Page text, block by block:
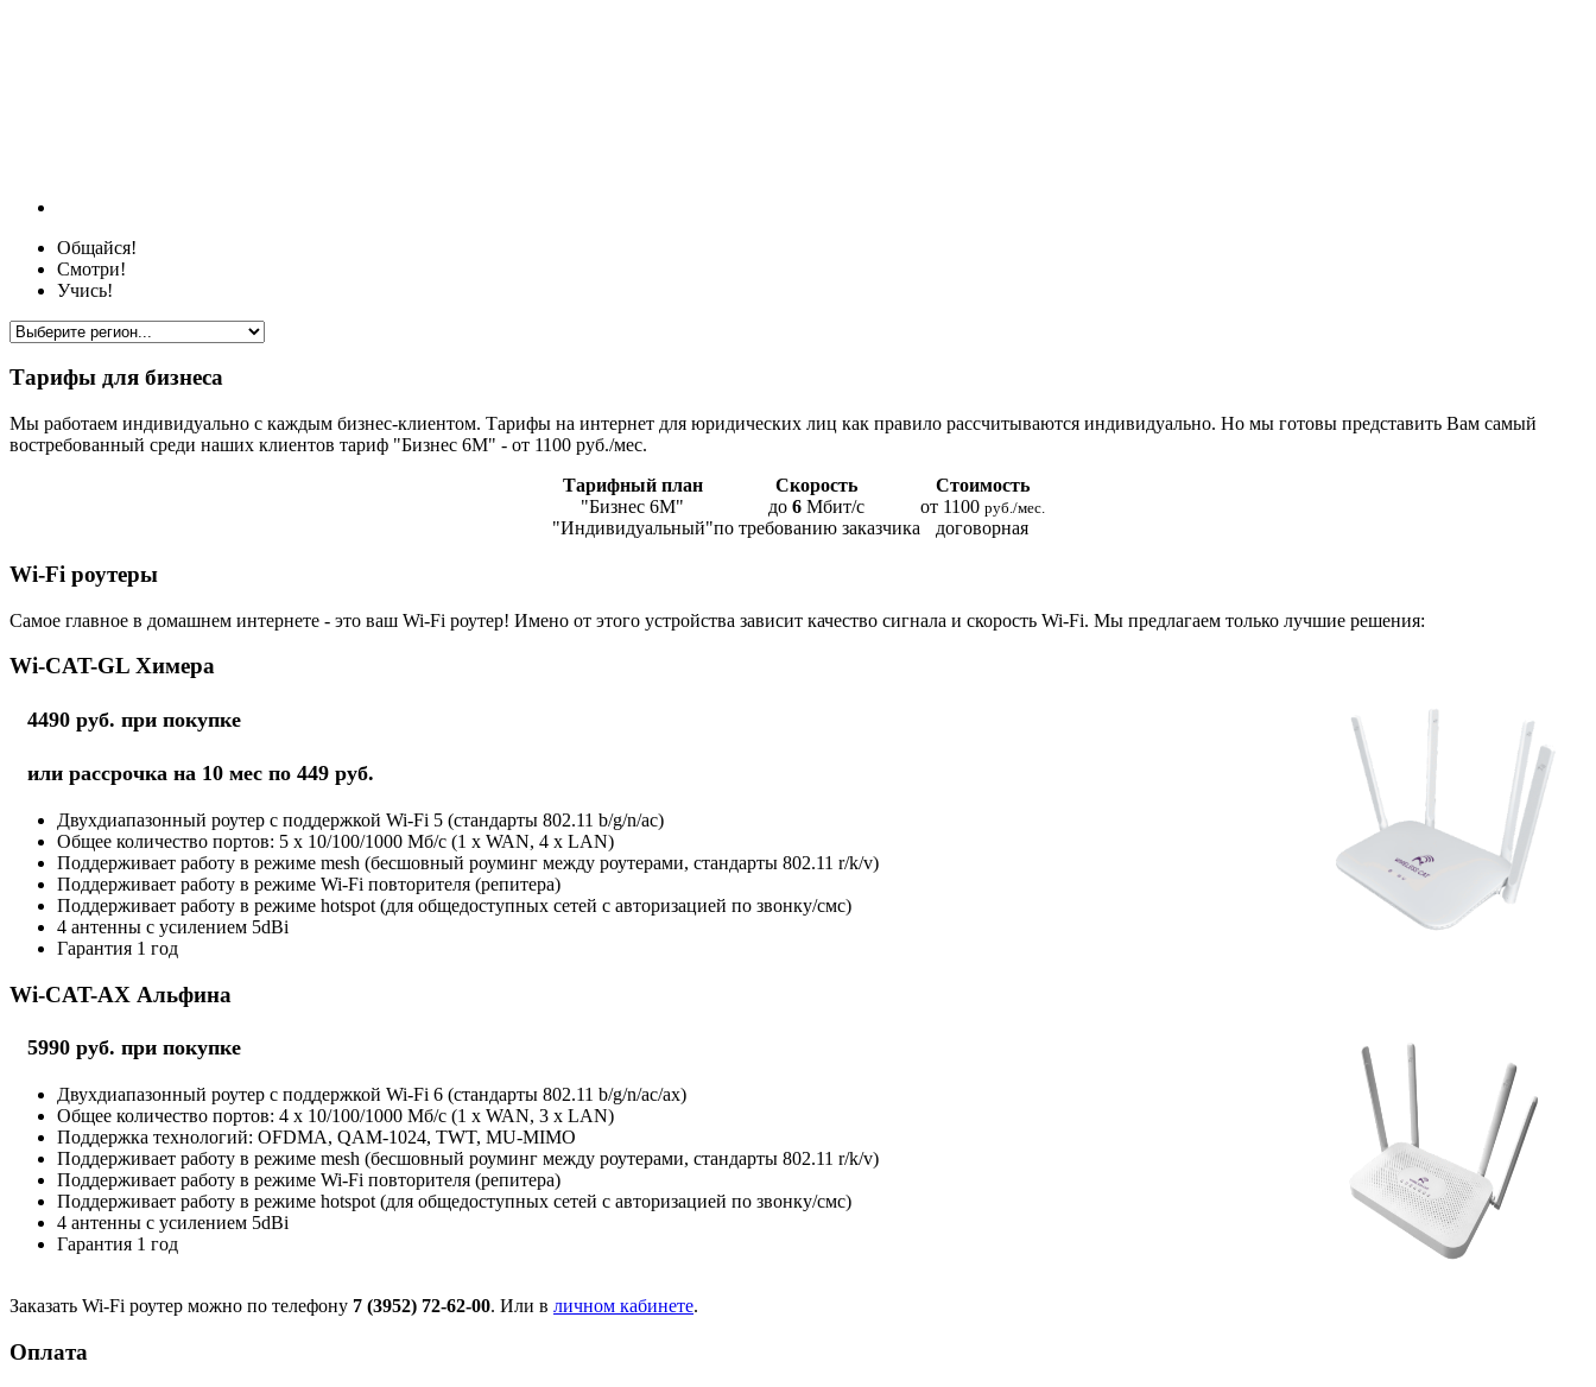
Общайся!
Смотри!
Учись!
Тарифы для бизнеса
Мы работаем индивидуально с каждым бизнес-клиентом. Тарифы на интернет для юридических лиц как правило рассчитываются индивидуально. Но мы готовы представить Вам самый
востребованный среди наших клиентов тариф "Бизнес 6М" - от 1100 руб./мес.
Тарифный план
Скорость
Стоимость
"Бизнес 6М"
до 6 Мбит/с от 1100 руб./мес.
"Индивидуальный"по требованию заказчика договорная
Wi-Fi роутеры
Самое главное в домашнем интернете - это ваш Wi-Fi роутер! Имено от этого устройства зависит качество сигнала и скорость Wi-Fi. Мы предлагаем только лучшие решения:
Wi-CAT-GL Химера
4490 руб. при покупке
или рассрочка на 10 мес по 449 руб.
Двухдиапазонный роутер с поддержкой Wi-Fi 5 (стандарты 802.11 b/g/n/ac)
Общее количество портов: 5 х 10/100/1000 Мб/с (1 x WAN, 4 x LAN)
Поддерживает работу в режиме mesh (бесшовный роуминг между роутерами, стандарты 802.11 r/k/v)
Поддерживает работу в режиме Wi-Fi повторителя (репитера)
Поддерживает работу в режиме hotspot (для общедоступных сетей с авторизацией по звонку/смс)
4 антенны с усилением 5dBi
Гарантия 1 год
Wi-CAT-AX Альфина
5990 руб. при покупке
Двухдиапазонный роутер с поддержкой Wi-Fi 6 (стандарты 802.11 b/g/n/ac/ax)
Общее количество портов: 4 х 10/100/1000 Мб/с (1 x WAN, 3 x LAN)
Поддержка технологий: OFDMA, QAM-1024, TWT, MU-MIMO
Поддерживает работу в режиме mesh (бесшовный роуминг между роутерами, стандарты 802.11 r/k/v)
Поддерживает работу в режиме Wi-Fi повторителя (репитера)
Поддерживает работу в режиме hotspot (для общедоступных сетей с авторизацией по звонку/смс)
4 антенны с усилением 5dBi
Гарантия 1 год
Заказать Wi-Fi роутер можно по телефону 7 (3952) 72-62-00. Или в личном кабинете.
Оплата